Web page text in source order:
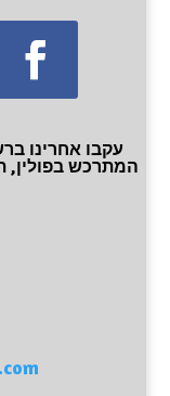
עקבו אחרינו
המתרכש בפולין,